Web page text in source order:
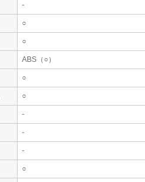
-
○
○
ABS（○）
○
○
-
-
-
○